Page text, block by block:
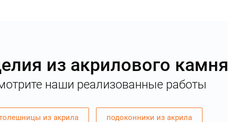
из акрилового камня
наши реализованные работы
из акрила подоконники из акрила